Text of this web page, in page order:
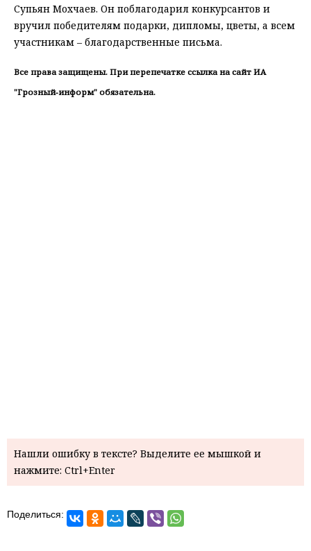
Супьян Мохчаев. Он поблагодарил конкурсантов и
вручил победителям подарки, дипломы, цветы, а всем
участникам – благодарственные письма.
Все права защищены. При перепечатке ссылка на сайт ИА
"Грозный-информ" обязательна.
Нашли ошибку в тексте? Выделите ее мышкой и
нажмите: Ctrl+Enter
Поделиться: